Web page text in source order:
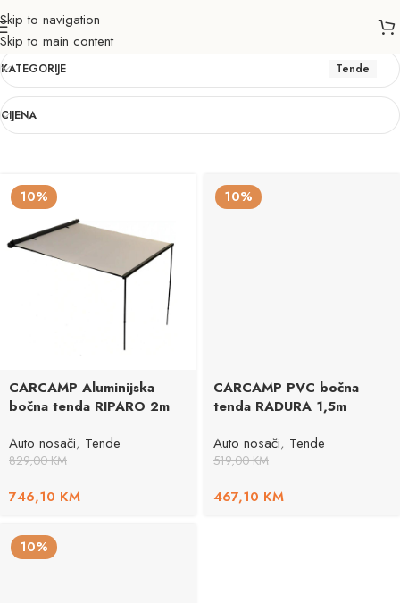
Skip to navigation
Skip to main content
Tende
KATEGORIJE Tende
CIJENA
10%
CARCAMP Aluminijska
bočna tenda RIPARO 2m
Auto nosači, Tende
829,00KM
746,10 KM
10%
CARCAMP PVC bočna
tenda RADURA 1,5m
Auto nosači, Tende
519,00KM
467,10 KM
10%